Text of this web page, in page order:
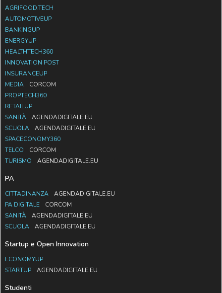
AGRIFOOD.TECH
AUTOMOTIVEUP
BANKINGUP
ENERGYUP
HEALTHTECH360
INNOVATION POST
INSURANCEUP
MEDIA
CORCOM
PROPTECH360
RETAILUP
SANITÀ
AGENDADIGITALE.EU
SCUOLA
AGENDADIGITALE.EU
SPACECONOMY360
TELCO
CORCOM
TURISMO
AGENDADIGITALE.EU
PA
CITTADINANZA
AGENDADIGITALE.EU
PA DIGITALE
CORCOM
SANITÀ
AGENDADIGITALE.EU
SCUOLA
AGENDADIGITALE.EU
Startup e Open Innovation
ECONOMYUP
STARTUP
AGENDADIGITALE.EU
Studenti